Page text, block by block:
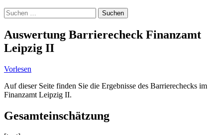
Suche
Suchen
nach:
Auswertung Barrierecheck Finanzamt
Leipzig II
Vorlesen
Auf dieser Seite finden Sie die Ergebnisse des Barrierechecks im
Finanzamt Leipzig II.
Gesamteinschätzung